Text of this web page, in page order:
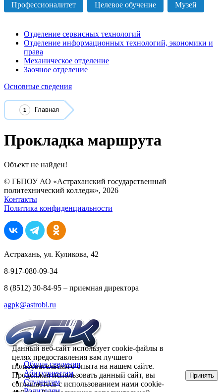
Профессионалитет Целевое обучение Музей
Отделение сервисных технологий
Отделение информационных технологий, экономики и
права
Механическое отделение
Заочное отделение
Основные сведения
Главная
Прокладка маршрута
Объект не найден!
© ГБПОУ АО «Астраханский государственный
политехнический колледж», 2026
Контакты
Политика конфиденциальности
Астрахань, ул. Куликова, 42
8-917-080-09-34
8 (8512) 30-84-95 – приемная директора
agpk@astrobl.ru
Общие сведения
Абитуриентам
Студентам
Данный веб-сайт использует cookie-файлы в
целях предоставления вам лучшего
пользовательского опыта на нашем сайте.
Продолжая использовать данный сайт, вы
соглашаетесь с использованием нами cookie-
Принять